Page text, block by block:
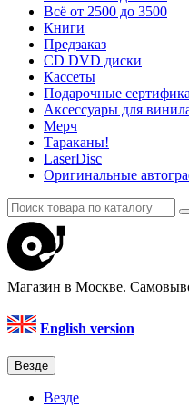
Всё от 2500 до 3500
Книги
Предзаказ
CD DVD диски
Кассеты
Подарочные
Аксессуары для
Мерч
Тараканы!
LaserDisc
Оригинальные
Магазин в Москве.
English version
Везде
Везде